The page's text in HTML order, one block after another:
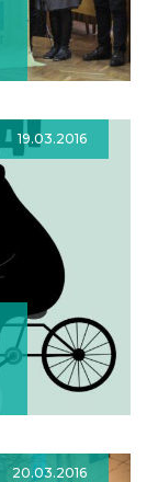
19.03.2016
20.03.2016